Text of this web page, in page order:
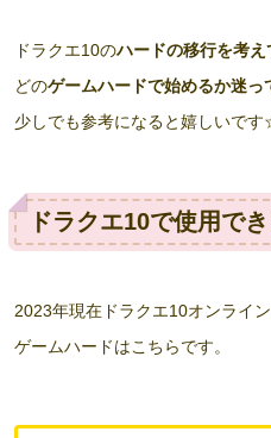
ドラクエ10のハードの移行を考え
どのゲームハードで始めるか迷っ
少しでも参考になると嬉しいで
ドラクエ10で使用で
2023年現在ドラクエ10オンライ
ゲームハードはこちらです。